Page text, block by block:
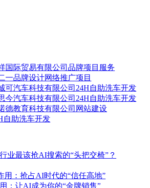
国际贸易有限公司品牌项目服务
一品牌设计网络推广项目
可汽车科技有限公司24H自助洗车开发
今汽车科技有限公司24H自助洗车开发
德教育科技有限公司网站建设
自助洗车开发
业最该抢AI搜索的“头把交椅”？
用：抢占AI时代的“信任高地”
：让AI成为你的“金牌销售”